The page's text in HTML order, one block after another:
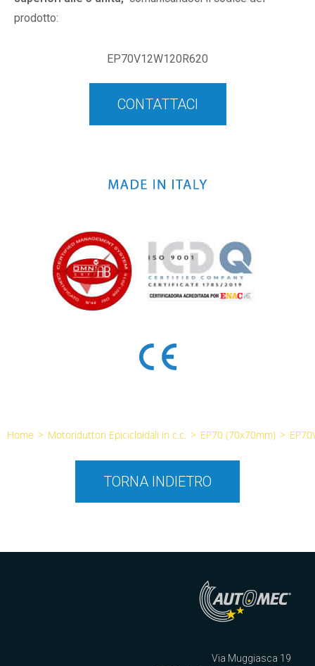
prodotto:
EP70V12W120R620
CONTATTACI
Home > Motoriduttori Epicicloidali in c.c. > EP70 (70x70mm) >
TORNA INDIETRO
Via Muggiasca 19